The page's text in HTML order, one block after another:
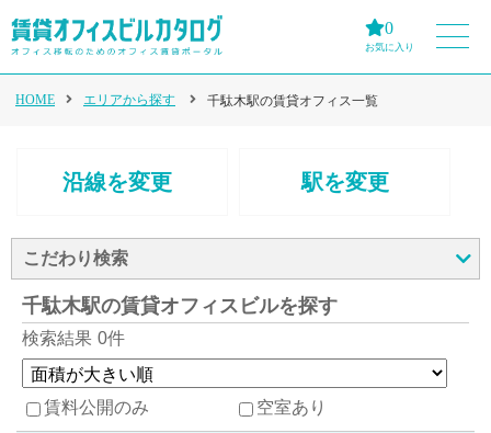
0
お気に入り
HOME エリアから探す 千駄木駅の賃貸オフィス一覧
沿線を変更 駅を変更
こだわり検索
千駄木駅の賃貸オフィスビルを探す
検索結果 0件
賃料公開のみ 空室あり